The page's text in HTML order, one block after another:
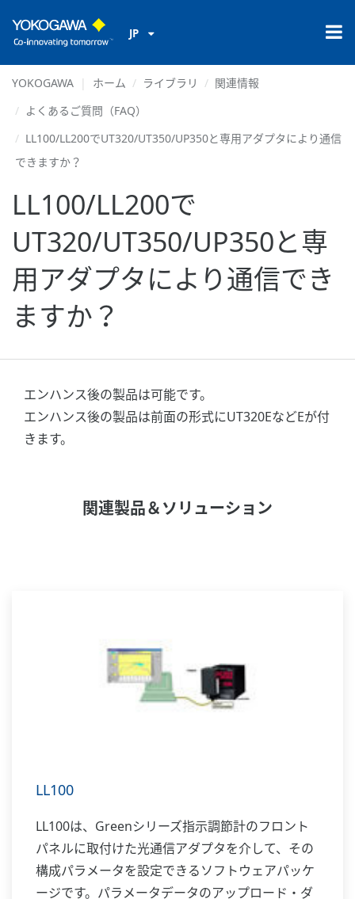
JP
YOKOGAWA ホーム ライブラリ
関連情報
よくあるご質問（FAQ）
LL100/LL200でUT320/UT350/UP350と専用アダプタにより通信
できますか？
LL100/LL200で
UT320/UT350/UP350と専
用アダプタにより通信でき
ますか？
エンハンス後の製品は可能です。
エンハンス後の製品は前面の形式にUT320EなどEが付
きます。
関連製品＆ソリューション
LL100
LL100は、Greenシリーズ指示調節計のフロント
パネルに取付けた光通信アダプタを介して、その
構成パラメータを設定できるソフトウェアパッケ
ージです。パラメータデータのアップロード・ダ